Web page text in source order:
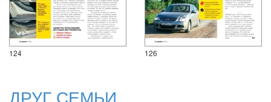
124 126
ДРУГ СЕМЬИ